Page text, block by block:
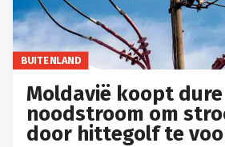
BUITENLAND
Moldavië koopt dure
noodstroom om
door hittegolf te